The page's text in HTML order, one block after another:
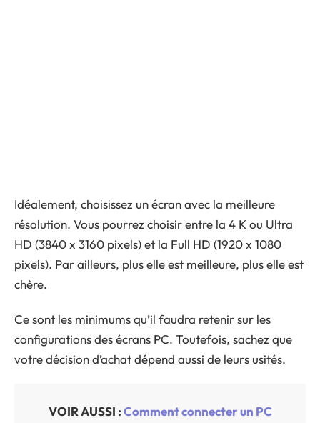
Idéalement, choisissez un écran avec la meilleure
résolution. Vous pourrez choisir entre la 4 K ou Ultra
HD (3840 x 3160 pixels) et la Full HD (1920 x 1080
pixels). Par ailleurs, plus elle est meilleure, plus elle est
chère.
Ce sont les minimums qu’il faudra retenir sur les
configurations des écrans PC. Toutefois, sachez que
votre décision d’achat dépend aussi de leurs usités.
VOIR AUSSI :Comment connecter un PC